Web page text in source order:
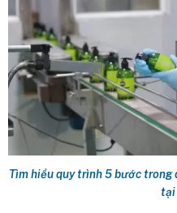
Tìm hiểu quy trình 5 bước trong
tại